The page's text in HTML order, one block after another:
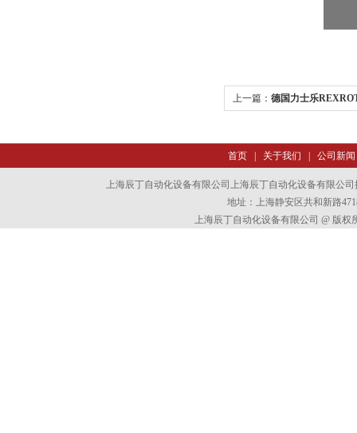
上一篇： 德国力士乐
首页| 关于我们 公司新闻
上海辰丁自动化设备有限公司上海辰丁自动化设备有限公司
地址：上海静安区共和新路
上海辰丁自动化设备有限公司 @ 版权